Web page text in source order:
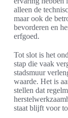
alleen de
maar ook de
bevorderen en
erfgoed.
Tot slot is het
stap die vaak
stadsmuur
waarde. Het is
stellen dat
staat blijft voor